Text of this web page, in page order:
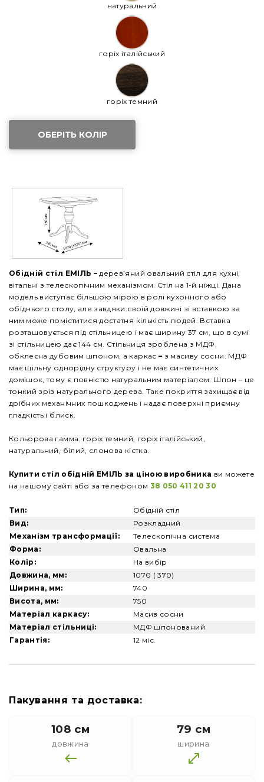
натуральний
горіх італійський
горіх темний
ОБЕРІТЬ КОЛІР
Обідній стіл ЕМІЛЬ – дерев’яний овальний стіл для кухні,
вітальні з телескопічним механізмом. Стіл на 1-й ніжці. Дана
модель виступає більшою мірою в ролі кухонного або
обіднього столу, але завдяки своїй довжині зі вставкою за
ним може поміститися достатня кількість людей. Вставка
розташовується під стільницею і має ширину 37 см, що в сумі
зі стільницею дає 144 см. Стільниця зроблена з МДФ,
обклеєна дубовим шпоном, а каркас – з масиву сосни. МДФ
має щільну однорідну структуру і не має синтетичних
домішок, тому є повністю натуральним матеріалом. Шпон – це
тонкий зріз натурального дерева. Таке покриття захищає від
дрібних механічних пошкоджень і надає поверхні приємну
гладкість і блиск.
Кольорова гамма: горіх темний, горіх італійський,
натуральний, білий, слонова кістка.
Купити стіл обідній ЕМІЛЬ за ціною виробника ви можете
на нашому сайті або за телефоном 38 050 411 20 30
Тип:
Обідній стіл
Вид:
Розкладний
Механізм трансформації:
Телескопічна система
Форма:
Овальна
Колір:
На вибір
Довжина, мм:
1070 ( 370)
Ширина, мм:
740
Висота, мм:
750
Матеріал каркасу:
Масив сосни
Матеріал стільниці:
МДФ шпонований
Гарантія:
12 міс.
Пакування та доставка:
108 см
довжина
79 см
ширина